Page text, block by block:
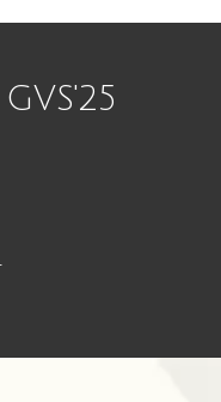
GVS'25